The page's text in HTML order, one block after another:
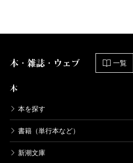
本・雑誌・ウェブ 一覧
本
本を探す
書籍（単行本など）
新潮文庫